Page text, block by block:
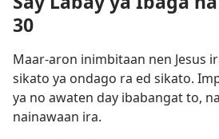
30
Maar-aron inimbitaan nen Jesus
sikato ya ondago ra ed sikato.
ya no awaten day ibabangat to,
nainawaan ira.